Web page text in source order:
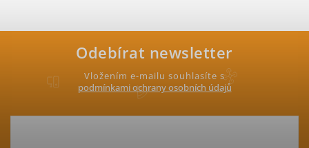
Odebírat newsletter
Vložením e-mailu souhlasíte s
podmínkami ochrany osobních údajů